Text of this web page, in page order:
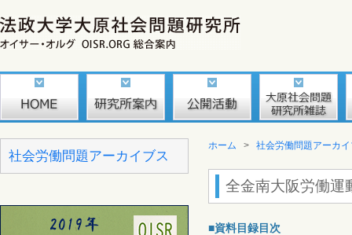
社会労働問題アーカイブス
ホーム > 社会労働問題アーカ
全金南大阪労働運
■資料目録目次